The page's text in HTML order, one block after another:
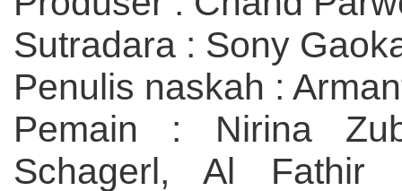
Sutradara : Sony
Penulis naskah :
Pemain : Nirina
Schagerl, Al Fathir